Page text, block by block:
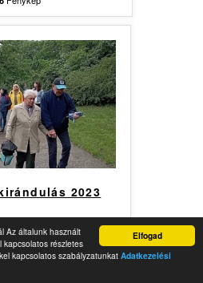
Elfogad
Az általunk használt
kapcsolatos részletes
kapcsolatos szabályzatunkat Adatkezelési
2023
9 Fénykép